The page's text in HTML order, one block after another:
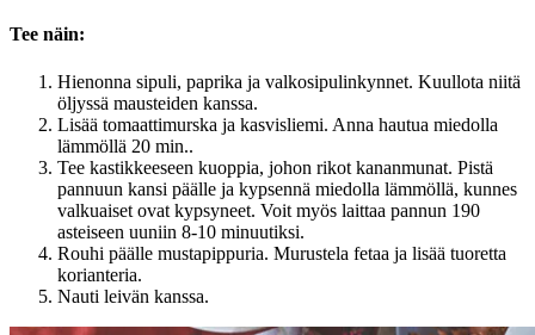
Tee näin:
Hienonna sipuli, paprika ja valkosipulinkynnet. Kuullota niitä
öljyssä mausteiden kanssa.
Lisää tomaattimurska ja kasvisliemi. Anna hautua miedolla
lämmöllä 20 min..
Tee kastikkeeseen kuoppia, johon rikot kananmunat. Pistä
pannuun kansi päälle ja kypsennä miedolla lämmöllä, kunnes
valkuaiset ovat kypsyneet. Voit myös laittaa pannun 190
asteiseen uuniin 8-10 minuutiksi.
Rouhi päälle mustapippuria. Murustela fetaa ja lisää tuoretta
korianteria.
Nauti leivän kanssa.